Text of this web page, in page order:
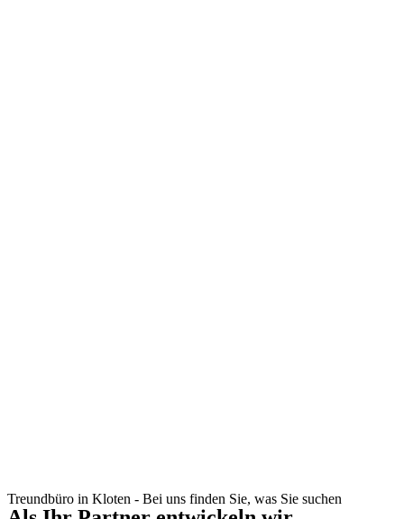
Treundbüro in Kloten - Bei uns finden Sie, was Sie suchen